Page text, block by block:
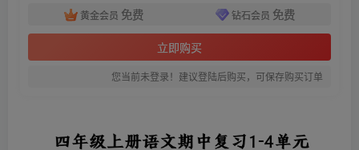
黄金会员 免费 钻石会员 免费
立即购买
您当前未登录！建议登陆后购买，可保存购买订单